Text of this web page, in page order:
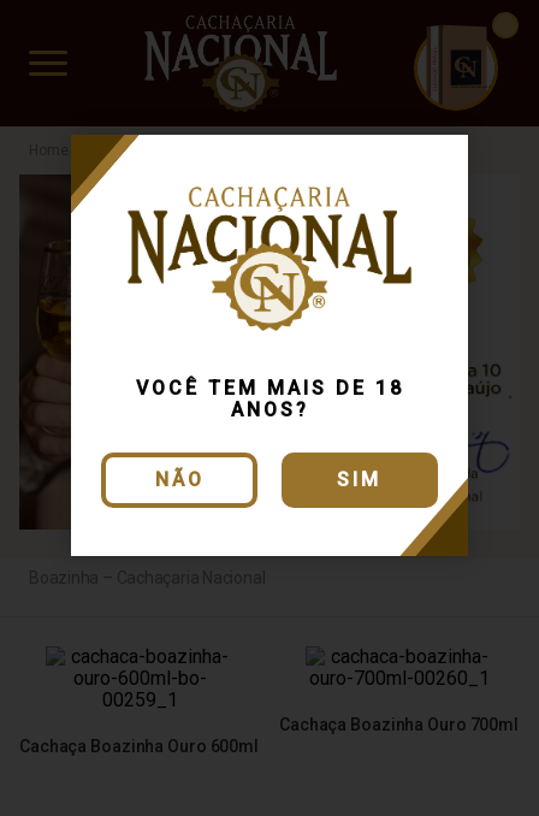
VOCÊ TEM MAIS DE 18
ANOS?
NÃO SIM
www.cachacarianacional.com.br
CUIDADO FRÁGIL
Cachaça Boazinha Ouro 600ml
Cachaça Boazinha Ouro 700ml